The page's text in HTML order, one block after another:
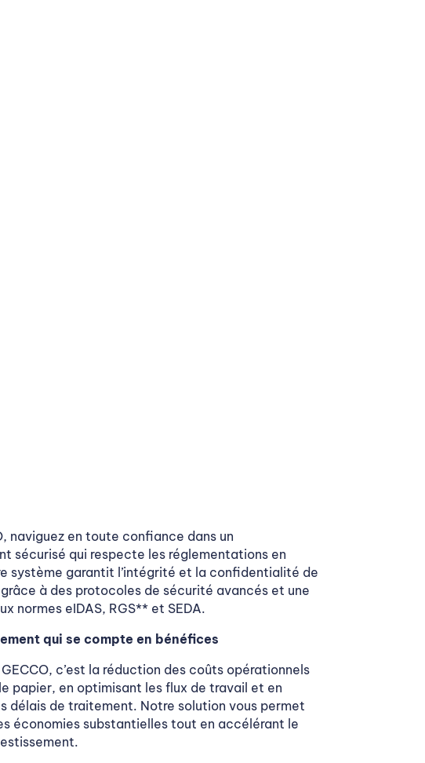
naviguez en toute confiance dans un
sécurisé qui respecte les réglementations en
système garantit l’intégrité et la confidentialité de
à des protocoles de sécurité avancés et une
normes eIDAS, RGS** et SEDA.
qui se compte en bénéfices
c’est la réduction des coûts opérationnels
papier, en optimisant les flux de travail et en
délais de traitement. Notre solution vous permet
économies substantielles tout en accélérant le